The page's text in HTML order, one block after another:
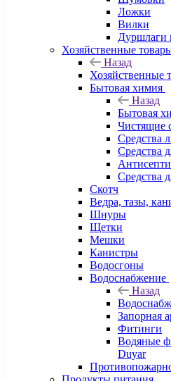
Ложки
Вилки
Дуршлаги
Хозяйственные
Назад
Хозяйственные
Бытовая химия
Назад
Бытовая
Чистящие
Средства
Средства
Средства
Скотч
Ведра, тазы,
Шнуры
Щетки
Мешки
Канистры
Водосгоны
Водоснабжение
Назад
Запорная
Фитинги
Водяные
Duyar